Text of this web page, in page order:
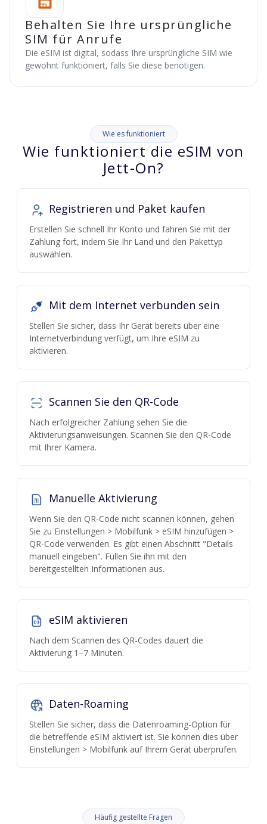
Behalten Sie Ihre ursprüngliche
SIM für Anrufe
Die eSIM ist digital, sodass Ihre ursprüngliche SIM wie
gewohnt funktioniert, falls Sie diese benötigen.
Wie es funktioniert
Wie funktioniert die eSIM von
Jett-On?
Registrieren und Paket kaufen
Erstellen Sie schnell Ihr Konto und fahren Sie mit der
Zahlung fort, indem Sie Ihr Land und den Pakettyp
auswählen.
Mit dem Internet verbunden sein
Stellen Sie sicher, dass Ihr Gerät bereits über eine
Internetverbindung verfügt, um Ihre eSIM zu
aktivieren.
Scannen Sie den QR-Code
Nach erfolgreicher Zahlung sehen Sie die
Aktivierungsanweisungen. Scannen Sie den QR-Code
mit Ihrer Kamera.
Manuelle Aktivierung
Wenn Sie den QR-Code nicht scannen können, gehen
Sie zu Einstellungen > Mobilfunk > eSIM hinzufügen >
QR-Code verwenden. Es gibt einen Abschnitt "Details
manuell eingeben". Füllen Sie ihn mit den
bereitgestellten Informationen aus.
eSIM aktivieren
Nach dem Scannen des QR-Codes dauert die
Aktivierung 1–7 Minuten.
Daten-Roaming
Stellen Sie sicher, dass die Datenroaming-Option für
die betreffende eSIM aktiviert ist. Sie können dies über
Einstellungen > Mobilfunk auf Ihrem Gerät überprüfen.
Häufig gestellte Fragen